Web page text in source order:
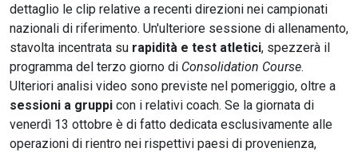
dettaglio le clip relative a recenti direzioni nei campionati
nazionali di riferimento. Un'ulteriore sessione di allenamento,
stavolta incentrata su rapidità e test atletici, spezzerà il
programma del terzo giorno di Consolidation Course.
Ulteriori analisi video sono previste nel pomeriggio, oltre a
sessioni a gruppi con i relativi coach. Se la giornata di
venerdì 13 ottobre è di fatto dedicata esclusivamente alle
operazioni di rientro nei rispettivi paesi di provenienza,